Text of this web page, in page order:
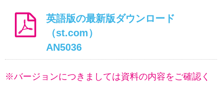
英語版の最新版ダウンロード
（st.com）
AN5036
※バージョンにつきましては資料の内容をご確認く